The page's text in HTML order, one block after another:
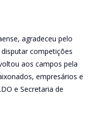
agradeceu pelo
competições
aos campos pela
empresários e
e Secretaria de